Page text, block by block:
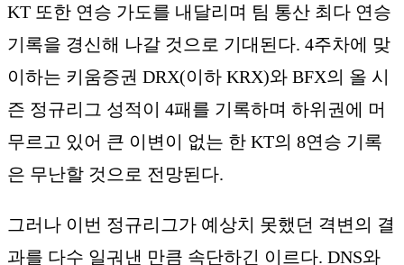
KT 또한 연승 가도를 내달리며 팀 통산 최다 연승
기록을 경신해 나갈 것으로 기대된다. 4주차에 맞
이하는 키움증권 DRX(이하 KRX)와 BFX의 올 시
즌 정규리그 성적이 4패를 기록하며 하위권에 머
무르고 있어 큰 이변이 없는 한 KT의 8연승 기록
은 무난할 것으로 전망된다.
그러나 이번 정규리그가 예상치 못했던 격변의 결
과를 다수 일궈낸 만큼 속단하긴 이르다. DNS와